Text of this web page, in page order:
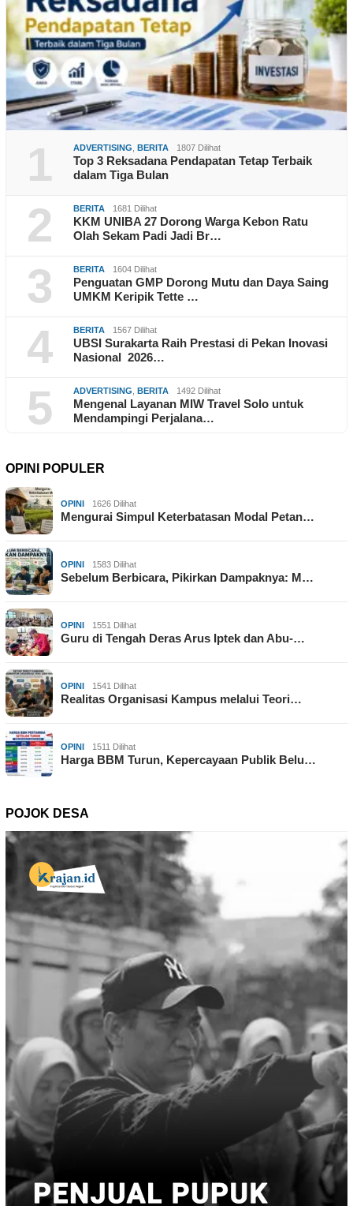
1 ADVERTISING BERITA 1807 Dilihat
Top 3 Reksadana Pendapatan Tetap Terbaik
dalam Tiga Bulan
2 BERITA 1681 Dilihat
KKM UNIBA 27 Dorong Warga Kebon Ratu
Olah Sekam Padi Jadi Br…
3 BERITA 1604 Dilihat
Penguatan GMP Dorong Mutu dan Daya Saing
UMKM Keripik Tette …
4 BERITA 1567 Dilihat
UBSI Surakarta Raih Prestasi di Pekan Inovasi
Nasional 2026…
5 ADVERTISING BERITA 1492 Dilihat
Mengenal Layanan MIW Travel Solo untuk
Mendampingi Perjalana…
OPINI POPULER
OPINI 1626 Dilihat
Mengurai Simpul Keterbatasan Modal Petan…
OPINI 1583 Dilihat
Sebelum Berbicara, Pikirkan Dampaknya: M…
OPINI 1551 Dilihat
Guru di Tengah Deras Arus Iptek dan Abu-…
OPINI 1541 Dilihat
Realitas Organisasi Kampus melalui Teori…
OPINI 1511 Dilihat
Harga BBM Turun, Kepercayaan Publik Belu…
POJOK DESA